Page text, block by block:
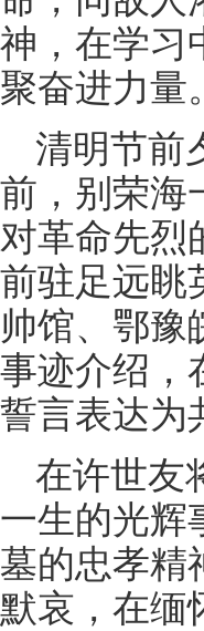
神，在学习
聚奋进力量。
清明节前
前，别荣海
对革命先烈
前驻足远眺
帅馆、鄂豫
事迹介绍，
誓言表达为
在许世友
一生的光辉
墓的忠孝精
默哀，在缅